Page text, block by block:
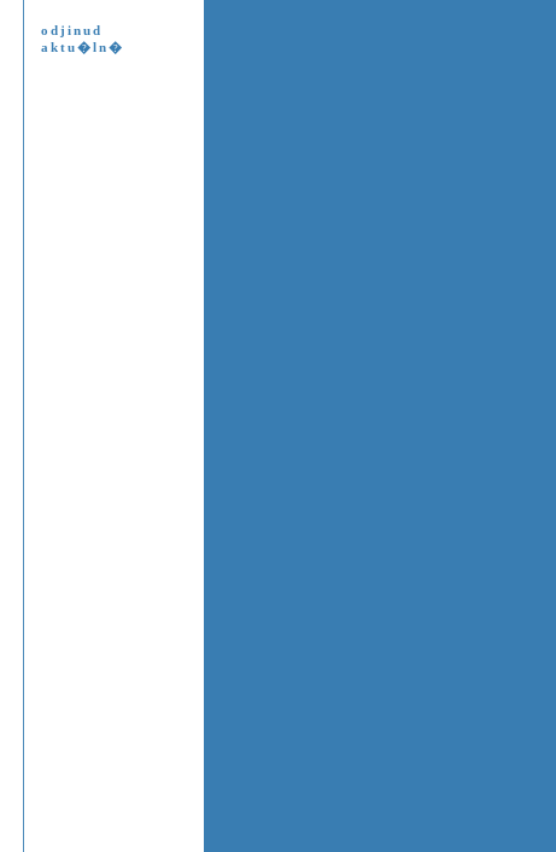
odjinud
aktu�ln�